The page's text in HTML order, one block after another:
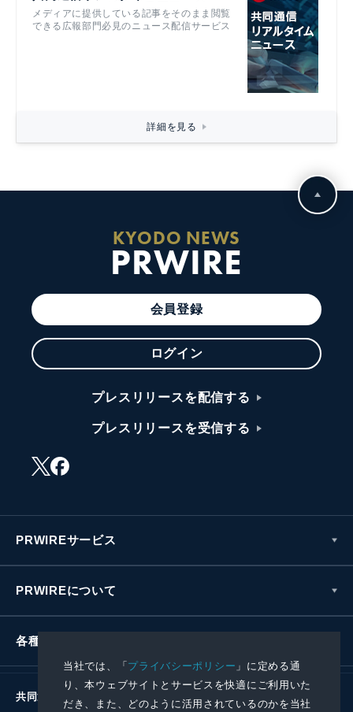
当社では、「プライバシーポリシー 」に定める通
り、本ウェブサイトとサービスを快適にご利用いた
だき、また、どのように活用されているのかを当社
メディアに提供している記事をそのまま閲覧
できる広報部門必見のニュース配信サービス
詳細を見る
KYODO NEWS
PRWIRE
会員登録
ログイン
プレスリリースを配信する
プレスリリースを受信する
PRWIREサービス
PRWIREについて
各種お問い合わせ
共同通信社グループ